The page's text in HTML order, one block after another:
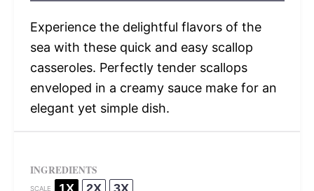
Experience the delightful flavors of the
sea with these quick and easy scallop
casseroles. Perfectly tender scallops
enveloped in a creamy sauce make for an
elegant yet simple dish.
INGREDIENTS
SCALE